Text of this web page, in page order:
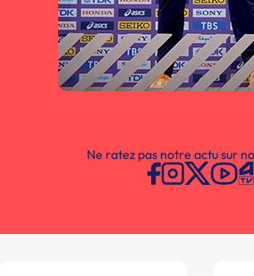
Ne ratez pas notre actu sur